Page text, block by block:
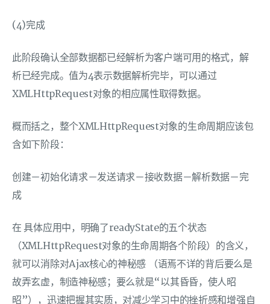
(4)完成
此阶段确认全部数据都已经解析为客户端可用的格式，解
析已经完成。值为4表示数据解析完毕，可以通过
XMLHttpRequest对象的相应属性取得数据。
概而括之，整个XMLHttpRequest对象的生命周期应该包
含如下阶段：
创建－初始化请求－发送请求－接收数据－解析数据－完
成
在 具体应用中，明确了readyState的五个状态
（XMLHttpRequest对象的生命周期各个阶段）的含义，
就可以消除对Ajax核心的神秘感 （语焉不详的背后要么是
故弄玄虚，制造神秘感；要么就是“以其昏昏，使人昭
昭”），迅速把握其实质，对减少学习中的挫折感和增强自